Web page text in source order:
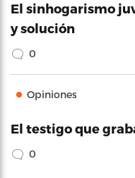
El sinhogarismo
y solución
0
Opiniones
El testigo que
0